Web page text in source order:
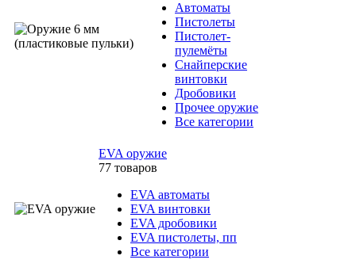
Автоматы
Пистолеты
Пистолет-
пулемёты
Снайперские
винтовки
Дробовики
Прочее оружие
Все категории
EVA оружие
77 товаров
EVA автоматы
EVA винтовки
EVA дробовики
EVA пистолеты, пп
Все категории